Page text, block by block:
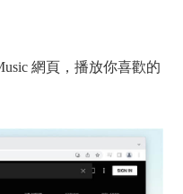
網頁，播放你喜歡的